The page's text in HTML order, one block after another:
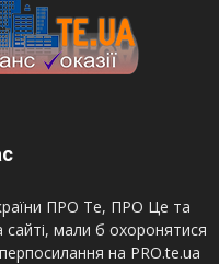
ПРО Те, ПРО Це та
мали б охоронятися
на PRO.te.ua